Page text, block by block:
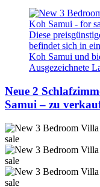
Diese
befindet sich in
Koh Samui und
Ausgezeichnete
Neue 2
Samui – zu